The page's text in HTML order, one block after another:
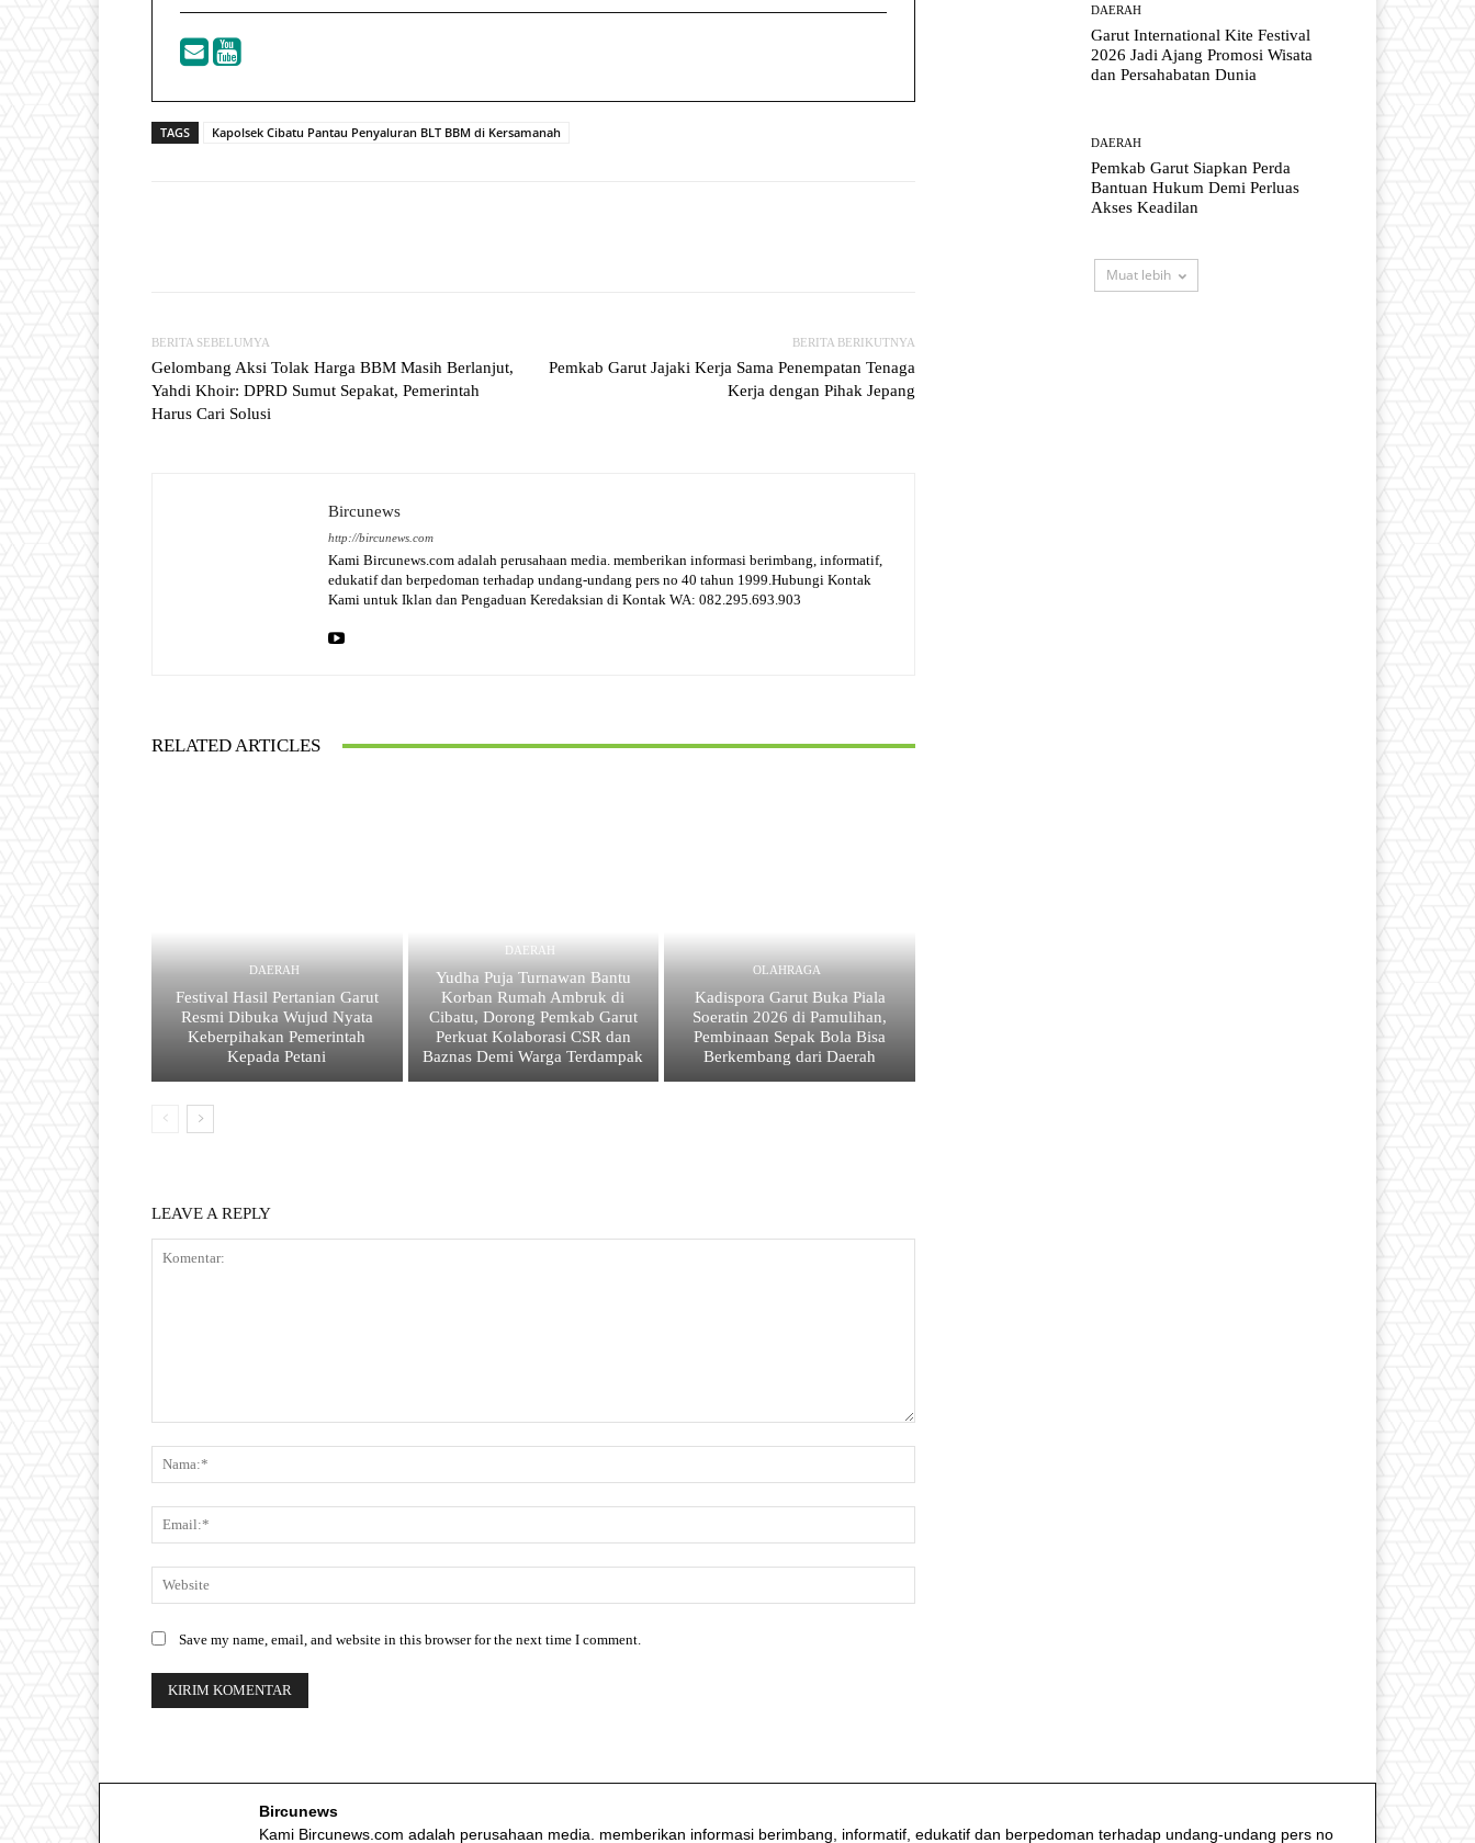
TAGS Kapolsek Cibatu Pantau Penyaluran BLT BBM di Kersamanah
BERITA SEBELUMYA
Gelombang Aksi Tolak Harga BBM Masih Berlanjut,
Yahdi Khoir: DPRD Sumut Sepakat, Pemerintah
Harus Cari Solusi
BERITA BERIKUTNYA
Pemkab Garut Jajaki Kerja Sama Penempatan Tenaga
Kerja dengan Pihak Jepang
Bircunews
http://bircunews.com
Kami Bircunews.com adalah perusahaan media. memberikan informasi berimbang, informatif,
edukatif dan berpedoman terhadap undang-undang pers no 40 tahun 1999.Hubungi Kontak
Kami untuk Iklan dan Pengaduan Keredaksian di Kontak WA: 082.295.693.903
RELATED ARTICLES
DAERAH
Festival Hasil Pertanian Garut
Resmi Dibuka Wujud Nyata
Keberpihakan Pemerintah
Kepada Petani
DAERAH
Yudha Puja Turnawan Bantu
Korban Rumah Ambruk di
Cibatu, Dorong Pemkab Garut
Perkuat Kolaborasi CSR dan
Baznas Demi Warga Terdampak
OLAHRAGA
Kadispora Garut Buka Piala
Soeratin 2026 di Pamulihan,
Pembinaan Sepak Bola Bisa
Berkembang dari Daerah
LEAVE A REPLY
Save my name, email, and website in this browser for the next time I comment.
DAERAH
Garut International Kite Festival
2026 Jadi Ajang Promosi Wisata
dan Persahabatan Dunia
DAERAH
Pemkab Garut Siapkan Perda
Bantuan Hukum Demi Perluas
Akses Keadilan
Muat lebih
Bircunews
Kami Bircunews.com adalah perusahaan media. memberikan informasi berimbang, informatif, edukatif dan berpedoman terhadap undang-undang pers no